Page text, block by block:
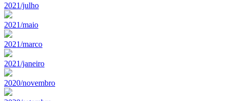
2021/julho
2021/maio
2021/marco
2021/janeiro
2020/novembro